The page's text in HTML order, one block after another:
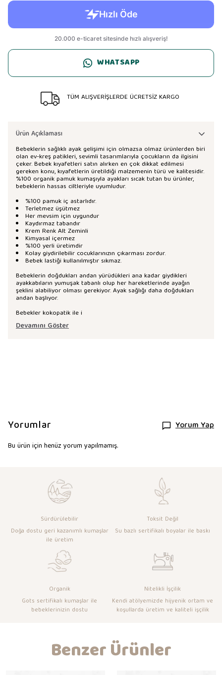
WHATSAPP
TÜM ALIŞVERİŞLERDE ÜCRETSİZ KARGO
Ürün Açıklaması
Bebeklerin sağlıklı ayak gelişimi için olmazsa olmaz ürünlerden biri
olan ev-kreş patikleri, sevimli tasarımlarıyla çocukların da ilgisini
çeker. Bebek kıyafetleri satın alırken en çok dikkat edilmesi
gereken konu, kıyafetlerin üretildiği malzemenin türü ve kalitesidir.
%100 organik pamuk kumaşıyla ayakları sıcak tutan bu ürünler,
bebeklerin hassas ciltleriyle uyumludur.
%100 pamuk iç astarlıdır.
Terletmez üşütmez
Her mevsim için uygundur
Kaydırmaz tabandır
Krem Renk Alt Zeminli
Kimyasal içermez
%100 yerli üretimdir
Kolay giydirilebilir cocuklarınızın çıkarması zordur.
Bebek lastiği kullanılmıştır sıkmaz.
Bebeklerin doğdukları andan yürüdükleri ana kadar giydikleri
ayakkabıların yumuşak tabanlı olup her hareketlerinde ayağın
şeklini alabiliyor olması gerekiyor. Ayak sağlığı daha doğdukları
andan başlıyor.
Bebekler kokopatik ile i
Devamını Göster
Yorumlar Yorum Yap
Bu ürün için henüz yorum yapılmamış.
Sürdürülebilir
Doğa dostu geri kazanımlı kumaşlar
ile üretim
Toksit Değil
Su bazlı sertifikalı boyalar ile baskı
Organik
Gots sertifikalı kumaşlar ile
bebeklerinizin dostu
Nitelikli İşçilik
Kendi atölyemizde hijyenik ortam ve
koşullarda üretim ve kaliteli işçilik
Benzer Ürünler